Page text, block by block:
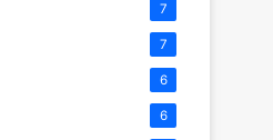
7
7
6
6